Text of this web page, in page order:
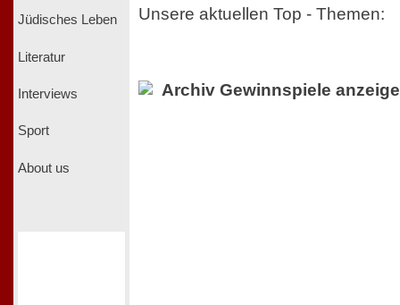
Jüdisches Leben
Literatur
Interviews
Sport
About us
Unsere aktuellen Top - Themen:
Archiv Gewinnspiele